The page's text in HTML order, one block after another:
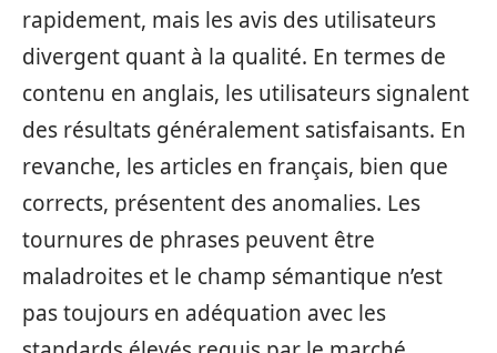
rapidement, mais les avis des utilisateurs
divergent quant à la qualité. En termes de
contenu en anglais, les utilisateurs signalent
des résultats généralement satisfaisants. En
revanche, les articles en français, bien que
corrects, présentent des anomalies. Les
tournures de phrases peuvent être
maladroites et le champ sémantique n’est
pas toujours en adéquation avec les